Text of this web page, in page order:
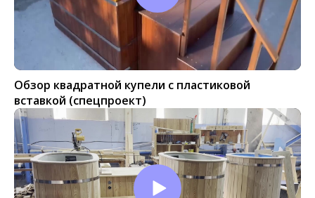
Обзор квадратной купели с пластиковой
вставкой (спецпроект)